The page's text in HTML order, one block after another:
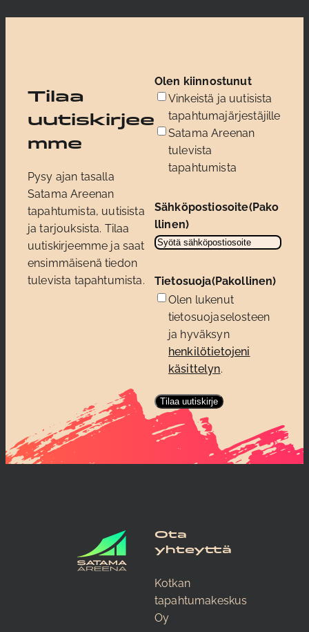
Tilaa
uutiskirjee
mme
Pysy ajan tasalla
Satama Areenan
tapahtumista, uutisista
ja tarjouksista. Tilaa
uutiskirjeemme ja saat
ensimmäisenä tiedon
tulevista tapahtumista.
Olen kiinnostunut
Vinkeistä ja uutisista
tapahtumajärjestäjille
Satama Areenan
tulevista
tapahtumista
Sähköpostiosoite(Pako
llinen)
Tietosuoja(Pakollinen)
Olen lukenut
tietosuojaselosteen
ja hyväksyn
henkilötietojeni
käsittelyn.
Ota
yhteyttä
Kotkan
tapahtumakeskus
Oy